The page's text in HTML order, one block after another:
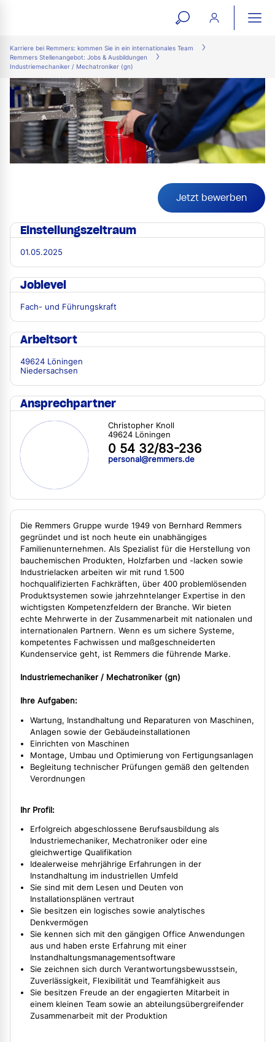
open
search
Karriere bei Remmers: kommen Sie in ein internationales Team
Remmers Stellenangebot: Jobs & Ausbildungen
Industriemechaniker / Mechatroniker (gn)
Jetzt bewerben
Einstellungszeitraum
01.05.2025
Joblevel
Fach- und Führungskraft
Arbeitsort
49624 Löningen
Niedersachsen
Ansprechpartner
Christopher Knoll
49624 Löningen
0 54 32/83-236
personal@remmers.de
Die Remmers Gruppe wurde 1949 von Bernhard Remmers
gegründet und ist noch heute ein unabhängiges
Familienunternehmen. Als Spezialist für die Herstellung von
bauchemischen Produkten, Holzfarben und -lacken sowie
Industrielacken arbeiten wir mit rund 1.500
hochqualifizierten Fachkräften, über 400 problemlösenden
Produktsystemen sowie jahrzehntelanger Expertise in den
wichtigsten Kompetenzfeldern der Branche. Wir bieten
echte Mehrwerte in der Zusammenarbeit mit nationalen und
internationalen Partnern. Wenn es um sichere Systeme,
kompetentes Fachwissen und maßgeschneiderten
Kundenservice geht, ist Remmers die führende Marke.
Industriemechaniker / Mechatroniker (gn)
Ihre Aufgaben:
Wartung, Instandhaltung und Reparaturen von Maschinen,
Anlagen sowie der Gebäudeinstallationen
Einrichten von Maschinen
Montage, Umbau und Optimierung von Fertigungsanlagen
Begleitung technischer Prüfungen gemäß den geltenden
Verordnungen
Ihr Profil:
Erfolgreich abgeschlossene Berufsausbildung als
Industriemechaniker, Mechatroniker oder eine
gleichwertige Qualifikation
Idealerweise mehrjährige Erfahrungen in der
Instandhaltung im industriellen Umfeld
Sie sind mit dem Lesen und Deuten von
Installationsplänen vertraut
Sie besitzen ein logisches sowie analytisches
Denkvermögen
Sie kennen sich mit den gängigen Office Anwendungen
aus und haben erste Erfahrung mit einer
Instandhaltungsmanagementsoftware
Sie zeichnen sich durch Verantwortungsbewusstsein,
Zuverlässigkeit, Flexibilität und Teamfähigkeit aus
Sie besitzen Freude an der engagierten Mitarbeit in
einem kleinen Team sowie an abteilungsübergreifender
Zusammenarbeit mit der Produktion